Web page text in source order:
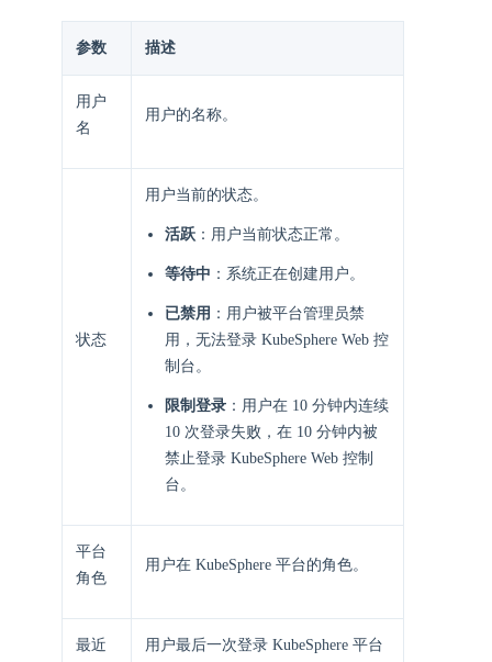
参数 描述
用户
名
用户的名称。
状态
用户当前的状态。
活跃 ：用户当前状态正常。
等待中 ：系统正在创建用户。
已禁用 ：用户被平台管理员禁
用，无法登录 KubeSphere Web 控
制台。
限制登录 ：用户在 10 分钟内连续
10 次登录失败，在 10 分钟内被
禁止登录 KubeSphere Web 控制
台。
平台
角色
用户在 KubeSphere 平台的角色。
最近 用户最后一次登录 KubeSphere 平台